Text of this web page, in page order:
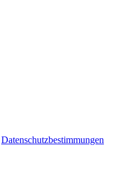
Datenschutzbestimmungen